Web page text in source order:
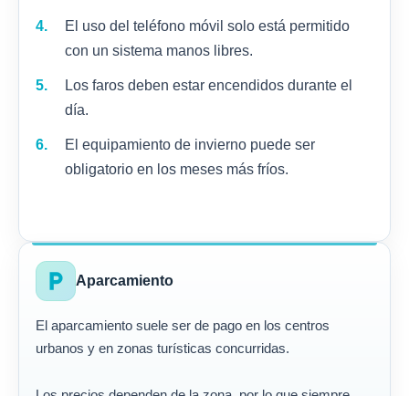
El uso del teléfono móvil solo está permitido
con un sistema manos libres.
Los faros deben estar encendidos durante el
día.
El equipamiento de invierno puede ser
obligatorio en los meses más fríos.
local_parking Aparcamiento
El aparcamiento suele ser de pago en los centros
urbanos y en zonas turísticas concurridas.